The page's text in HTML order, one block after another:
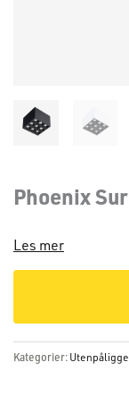
Phoenix
Les mer
Kategorier: